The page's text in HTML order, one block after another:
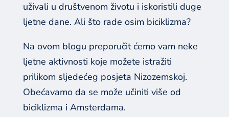
uživali u društvenom životu i iskoristili duge
ljetne dane. Ali što rade osim biciklizma?
Na ovom blogu preporučit ćemo vam neke
ljetne aktivnosti koje možete istražiti
prilikom sljedećeg posjeta Nizozemskoj.
Obećavamo da se može učiniti više od
biciklizma i Amsterdama.